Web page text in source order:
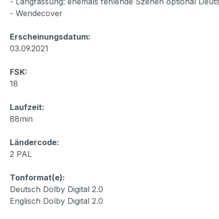
- Wendecover
Erscheinungsdatum:
03.09.2021
FSK:
18
Laufzeit:
88min
Ländercode:
2 PAL
Tonformat(e):
Deutsch Dolby Digital 2.0
Englisch Dolby Digital 2.0